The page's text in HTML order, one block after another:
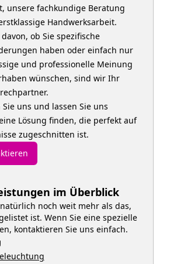
unsere fachkundige Beratung
Handwerksarbeit.
ob Sie spezifische
haben oder einfach nur
und professionelle Meinung
wünschen, sind wir Ihr
uns und lassen Sie uns
Lösung finden, die perfekt auf
zugeschnitten ist.
im Überblick
noch weit mehr als das,
ist. Wenn Sie eine spezielle
kontaktieren Sie uns einfach.